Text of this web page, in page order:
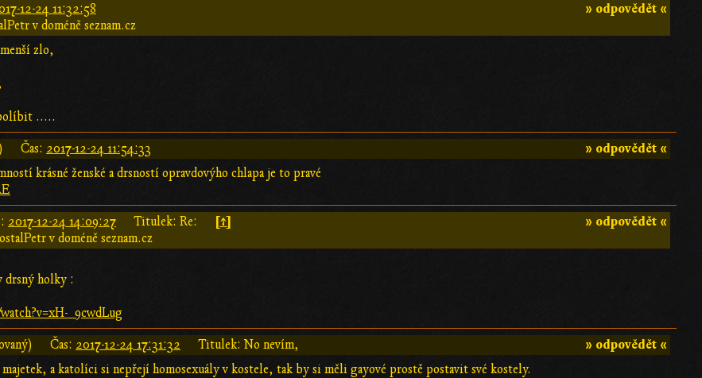
» odpovědět «
12-24 11:32:58
v doméně seznam.cz
zlo,
.....
» odpovědět «
Čas: 2017-12-24 11:54:33
krásné ženské a drsností opravdovýho chlapa je to pravé
» odpovědět «
2017-12-24 14:09:27 Titulek: Re: [↑]
v doméně seznam.cz
drsný holky :
_9cwdLug
» odpovědět «
Čas: 2017-12-24 17:31:32
Titulek: No nevím,
a katolíci si nepřejí homosexuály v kostele, tak by si měli gayové prostě postavit své kostely.